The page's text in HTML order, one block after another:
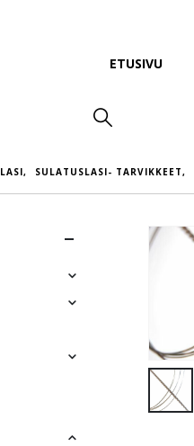
ETUSIVU
LASI, SULATUSLASI- TARVIKKEET,